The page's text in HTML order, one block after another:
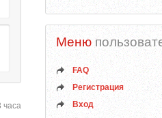
часа
Меню
FAQ
Регистрация
Вход